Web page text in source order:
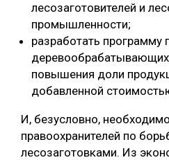
лесозаготовителей и
промышленности;
разработать программу
повышения доли
добавленной
И, безусловно,
правоохранителей по
лесозаготовками. Из